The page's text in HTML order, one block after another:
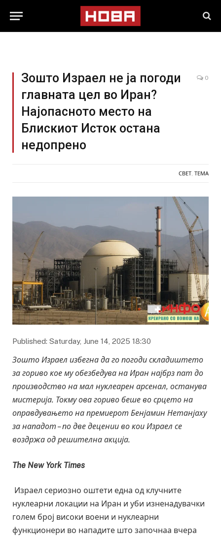
Зошто Израел не ја погоди
главната цел во Иран?
Најопасното место на
Блискиот Исток остана
недопрено
0
СВЕТ ТЕМА
Published: Saturday, June 14, 2025 18:30
Зошто Израел избегна да го погоди складиштето
за гориво кое му обезбедува на Иран најбрз пат до
производство на мал нуклеарен арсенал, останува
мистерија. Токму ова гориво беше во срцето на
оправдувањето на премиерот Бенјамин Нетанјаху
за нападот – по две децении во кои Израел се
воздржа од решителна акција.
The New York Times
Израел сериозно оштети една од клучните
нуклеарни локации на Иран и уби изненадувачки
голем број високи воени и нуклеарни
функционери во нападите што започнаа вчера